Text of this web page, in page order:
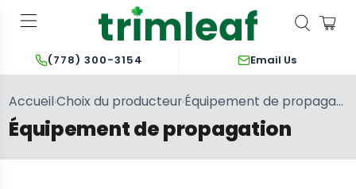
(778) 300-3154 Email Us
Accueil›Choix du producteur› Équipement de propagation
Équipement de propagation